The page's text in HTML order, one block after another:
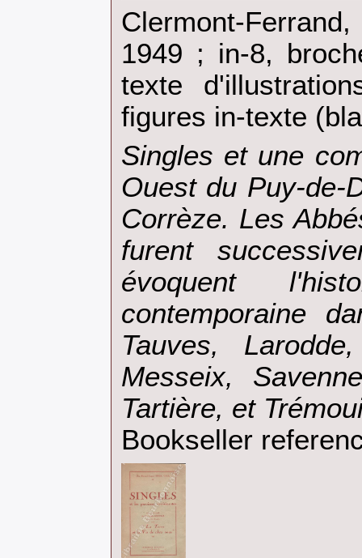
‎Clermont-
1949 ; in-8,
texte
figures in-texte
‎Singles et une
Ouest du Puy-de-
Corrèze. Les
furent
évoquent
contemporaine
Tauves,
Messeix,
Tartière, et
Bookseller